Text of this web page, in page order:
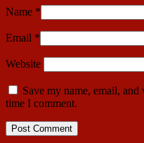
Name *
Email *
Website
Save my name, email,
time I comment.